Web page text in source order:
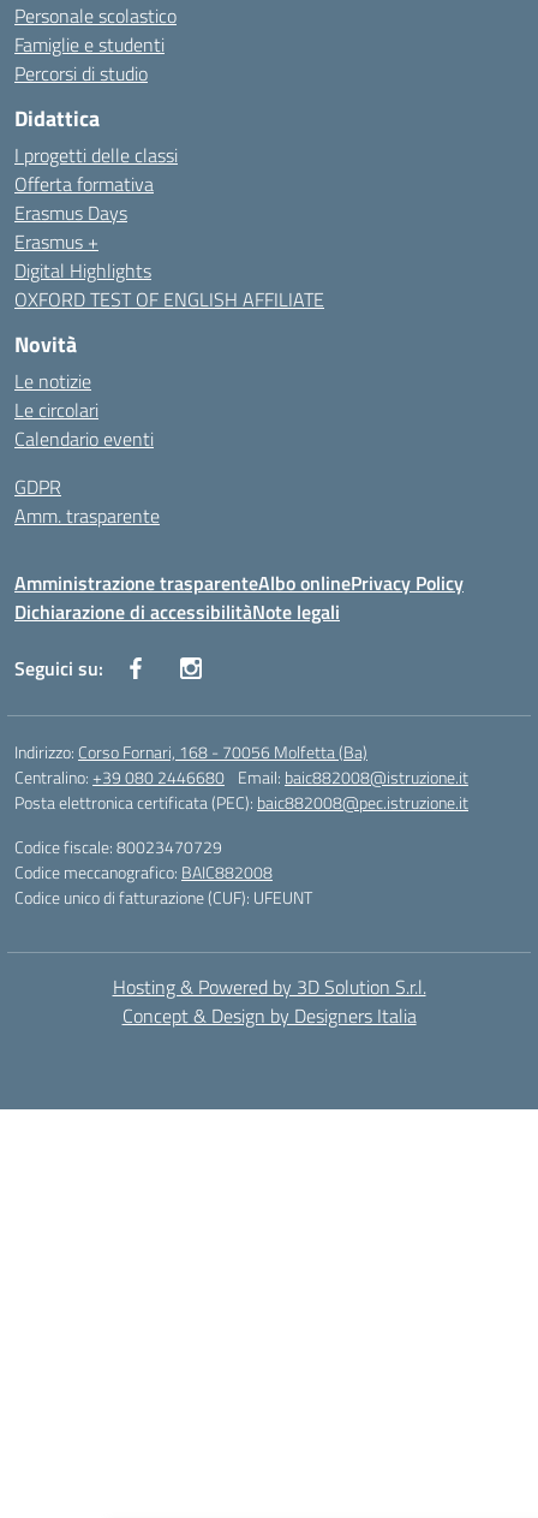
Personale scolastico
Famiglie e studenti
Percorsi di studio
Didattica
I progetti delle classi
Offerta formativa
Erasmus Days
Erasmus +
Digital Highlights
OXFORD TEST OF ENGLISH AFFILIATE
Novità
Le notizie
Le circolari
Calendario eventi
GDPR
Amm. trasparente
Amministrazione trasparenteAlbo onlinePrivacy Policy
Dichiarazione di accessibilitàNote legali
Seguici su:
Indirizzo: Corso Fornari, 168 - 70056 Molfetta (Ba)
Centralino:+39 080 2446680 Email: baic882008@istruzione.it
Posta elettronica certificata (PEC): baic882008@pec.istruzione.it
Codice fiscale: 80023470729
Codice meccanografico: BAIC882008
Codice unico di fatturazione (CUF): UFEUNT
Hosting & Powered by 3D Solution S.r.l.
Concept & Design by Designers Italia